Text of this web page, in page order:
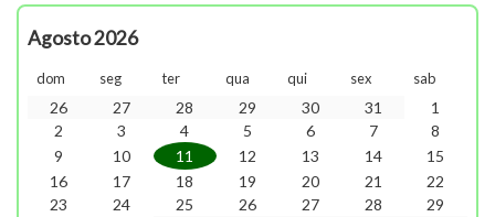
Agosto 2026
dom seg ter qua qui sex sab
26 27 28 29 30 31
1
2
3 4 5 6 7
8
9
10 11 12 13 14
15
16
17 18 19 20 21
22
23
24 25 26 27 28
29